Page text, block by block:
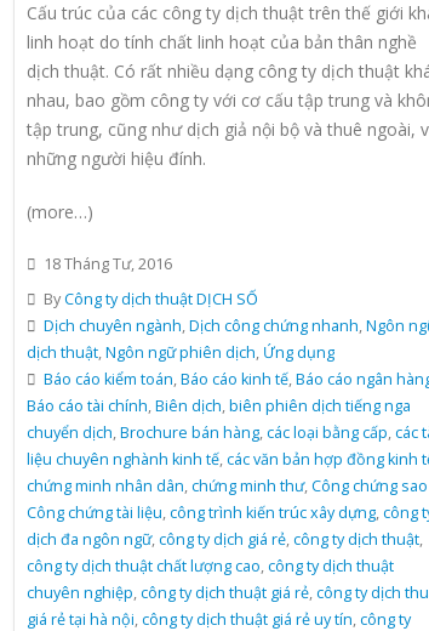
Cấu trúc của các công ty dịch thuật trên thế giới
linh hoạt do tính chất linh hoạt của bản thân nghề
dịch thuật. Có rất nhiều dạng công ty dịch thuật
nhau, bao gồm công ty với cơ cấu tập trung và
tập trung, cũng như dịch giả nội bộ và thuê ngoài,
những người hiệu đính.
(more…)
18 Tháng Tư, 2016
ByCông ty dịch thuật DỊCH SỐ
Dịch chuyên ngành,Dịch công chứng nhanh,Ngôn
dịch thuật,Ngôn ngữ phiên dịch, Ứng dụng
Báo cáo kiểm toán,Báo cáo kinh tế,Báo cáo ngân
Báo cáo tài chính,Biên dịch,biên phiên dịch tiếng nga
chuyển dịch,Brochure bán hàng,các loại bằng cấp,các
liệu chuyên nghành kinh tế,các văn bản hợp đồng kinh
chứng minh nhân dân,chứng minh thư,Công chứng
Công chứng tài liệu,công trình kiến trúc xây dựng,công
dịch đa ngôn ngữ,công ty dịch giá rẻ,công ty dịch thuật,
công ty dịch thuật chất lượng cao,công ty dịch thuật
chuyên nghiệp,công ty dịch thuật giá rẻ,công ty dịch
giá rẻ tại hà nội,công ty dịch thuật giá rẻ uy tín,công ty